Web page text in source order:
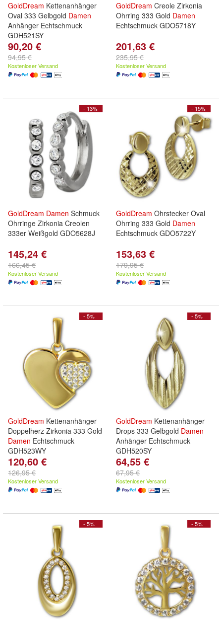
GoldDream Kettenanhänger
Oval 333 Gelbgold Damen
Anhänger Echtschmuck
GDH521SY
90,20 €
94,95 €
Kostenloser Versand
GoldDream Creole Zirkonia
Ohrring 333 Gold Damen
Echtschmuck GDO5718Y
201,63 €
235,95 €
Kostenloser Versand
- 13%
GoldDream Damen Schmuck
Ohrringe Zirkonia Creolen
333er Weißgold GDO5628J
145,24 €
166,45 €
Kostenloser Versand
- 15%
GoldDream Ohrstecker Oval
Ohrring 333 Gold Damen
Echtschmuck GDO5722Y
153,63 €
179,95 €
Kostenloser Versand
- 5%
GoldDream Kettenanhänger
Doppelherz Zirkonia 333 Gold
Damen Echtschmuck
GDH523WY
120,60 €
126,95 €
Kostenloser Versand
- 5%
GoldDream Kettenanhänger
Drops 333 Gelbgold Damen
Anhänger Echtschmuck
GDH520SY
64,55 €
67,95 €
Kostenloser Versand
- 5% - 5%